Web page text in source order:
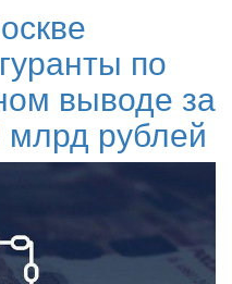
по
выводе за
рублей